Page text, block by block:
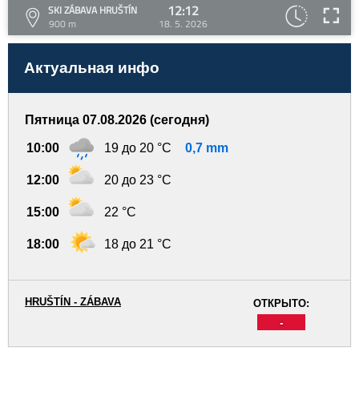
SKI ZÁBAVA HRUŠTÍN
900 m
12:12
18. 5. 2026
Актуальная инфо
Пятница 07.08.2026 (сегодня)
10:00 19 до 20 °C 0,7 mm
12:00 20 до 23 °C
15:00 22 °C
18:00 18 до 21 °C
ОТКРЫТО:
-
HRUŠTÍN - ZÁBAVA